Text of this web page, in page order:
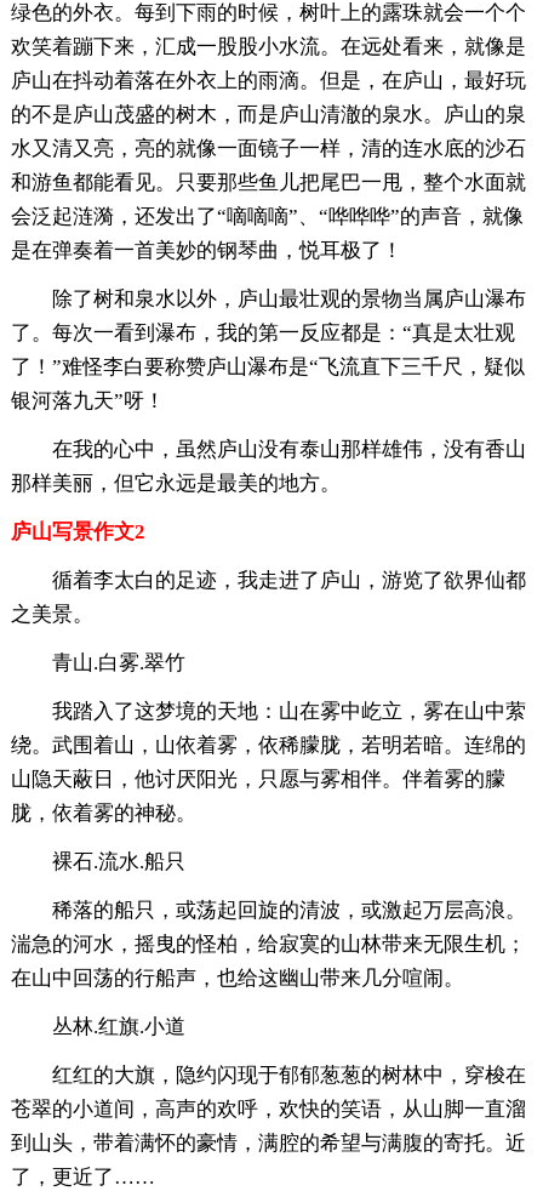
绿色的外衣。每到下雨的时候，树叶上的露珠就会一个个
欢笑着蹦下来，汇成一股股小水流。在远处看来，就像是
庐山在抖动着落在外衣上的雨滴。但是，在庐山，最好玩
的不是庐山茂盛的树木，而是庐山清澈的泉水。庐山的泉
水又清又亮，亮的就像一面镜子一样，清的连水底的沙石
和游鱼都能看见。只要那些鱼儿把尾巴一甩，整个水面就
会泛起涟漪，还发出了“嘀嘀嘀”、“哗哗哗”的声音，就像
是在弹奏着一首美妙的钢琴曲，悦耳极了！
除了树和泉水以外，庐山最壮观的景物当属庐山瀑布
了。每次一看到瀑布，我的第一反应都是：“真是太壮观
了！”难怪李白要称赞庐山瀑布是“飞流直下三千尺，疑似
银河落九天”呀！
在我的心中，虽然庐山没有泰山那样雄伟，没有香山
那样美丽，但它永远是最美的地方。
庐山写景作文2
循着李太白的足迹，我走进了庐山，游览了欲界仙都
之美景。
青山.白雾.翠竹
我踏入了这梦境的天地：山在雾中屹立，雾在山中萦
绕。武围着山，山依着雾，依稀朦胧，若明若暗。连绵的
山隐天蔽日，他讨厌阳光，只愿与雾相伴。伴着雾的朦
胧，依着雾的神秘。
裸石.流水.船只
稀落的船只，或荡起回旋的清波，或激起万层高浪。
湍急的河水，摇曳的怪柏，给寂寞的山林带来无限生机；
在山中回荡的行船声，也给这幽山带来几分喧闹。
丛林.红旗.小道
红红的大旗，隐约闪现于郁郁葱葱的树林中，穿梭在
苍翠的小道间，高声的欢呼，欢快的笑语，从山脚一直溜
到山头，带着满怀的豪情，满腔的希望与满腹的寄托。近
了，更近了……